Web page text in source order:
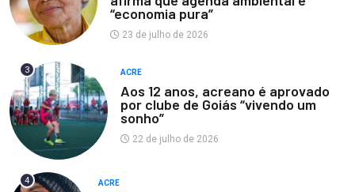
“economia pura”
23 de julho de 2026
3 ACRE
Aos 12 anos, acreano é aprovado
por clube de Goiás “vivendo um
sonho”
22 de julho de 2026
4 ACRE